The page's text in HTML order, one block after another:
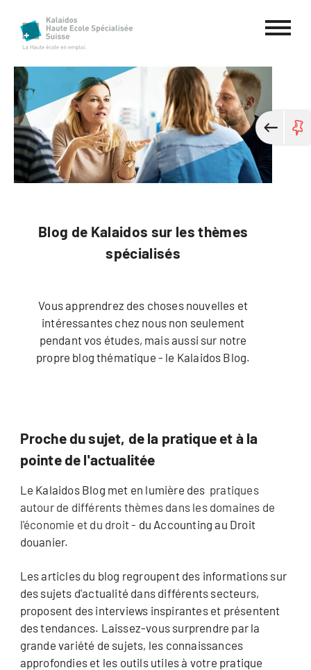
Haute école spécialisée Kalaidos
Blog de Kalaidos sur les thèmes
spécialisés
Vous apprendrez des choses nouvelles et
intéressantes chez nous non seulement
pendant vos études, mais aussi sur notre
propre blog thématique - le Kalaidos Blog.
Proche du sujet, de la pratique et à la
pointe de l'actualitée
Le Kalaidos Blog met en lumière des pratiques
autour de différents thèmes dans les domaines de
l'économie et du droit - du Accounting au Droit
douanier.
Les articles du blog regroupent des informations sur
des sujets d'actualité dans différents secteurs,
proposent des interviews inspirantes et présentent
des tendances. Laissez-vous surprendre par la
grande variété de sujets, les connaissances
approfondies et les outils utiles à votre pratique